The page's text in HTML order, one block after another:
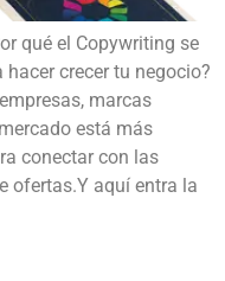
qué el Copywriting se
hacer crecer tu negocio?
marcas
está más
conectar con las
ofertas.Y aquí entra la